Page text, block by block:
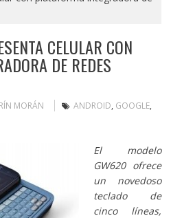
CELULAR CON
DE REDES
MORÁN ANDROID, GOOGLE,
El modelo
GW620 ofrece
un novedoso
teclado de
cinco líneas,